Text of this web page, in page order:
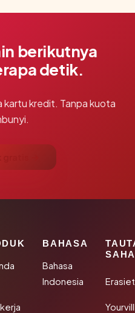
berikutnya
detik.
kredit. Tanpa kuota
gratis →
BAHASA
Bahasa
Indonesia